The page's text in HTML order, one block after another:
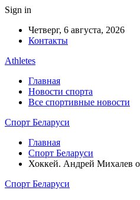
Sign in
Четверг, 6 августа, 2026
Контакты
Athletes
Главная
Новости спорта
Все спортивные новости
Спорт Беларуси
Главная
Спорт Беларуси
Хоккей. Андрей Михалев о
Спорт Беларуси